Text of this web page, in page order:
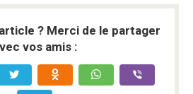
? Merci de le partager
vos amis :